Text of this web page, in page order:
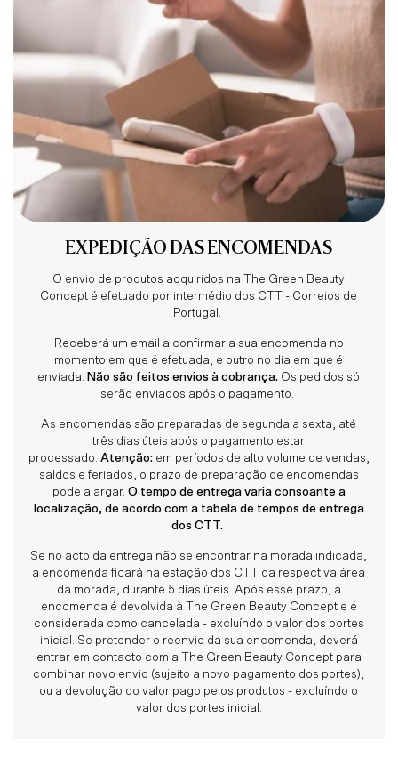
EXPEDIÇÃO DAS ENCOMENDAS
O envio de produtos adquiridos na The Green Beauty
Concept é efetuado por intermédio dos CTT - Correios de
Portugal.
Receberá um email a confirmar a sua encomenda no
momento em que é efetuada, e outro no dia em que é
enviada. Não são feitos envios à cobrança. Os pedidos só
serão enviados após o pagamento.
As encomendas são preparadas de segunda a sexta, até
três dias úteis após o pagamento estar
processado. Atenção: em períodos de alto volume de vendas,
saldos e feriados, o prazo de preparação de encomendas
pode alargar. O tempo de entrega varia consoante a
localização, de acordo com a tabela de tempos de entrega
dos CTT.
Se no acto da entrega não se encontrar na morada indicada,
a encomenda ficará na estação dos CTT da respectiva área
da morada, durante 5 dias úteis. Após esse prazo, a
encomenda é devolvida à The Green Beauty Concept e é
considerada como cancelada - excluíndo o valor dos portes
inicial. Se pretender o reenvio da sua encomenda, deverá
entrar em contacto com a The Green Beauty Concept para
combinar novo envio (sujeito a novo pagamento dos portes),
ou a devolução do valor pago pelos produtos - excluíndo o
valor dos portes inicial.